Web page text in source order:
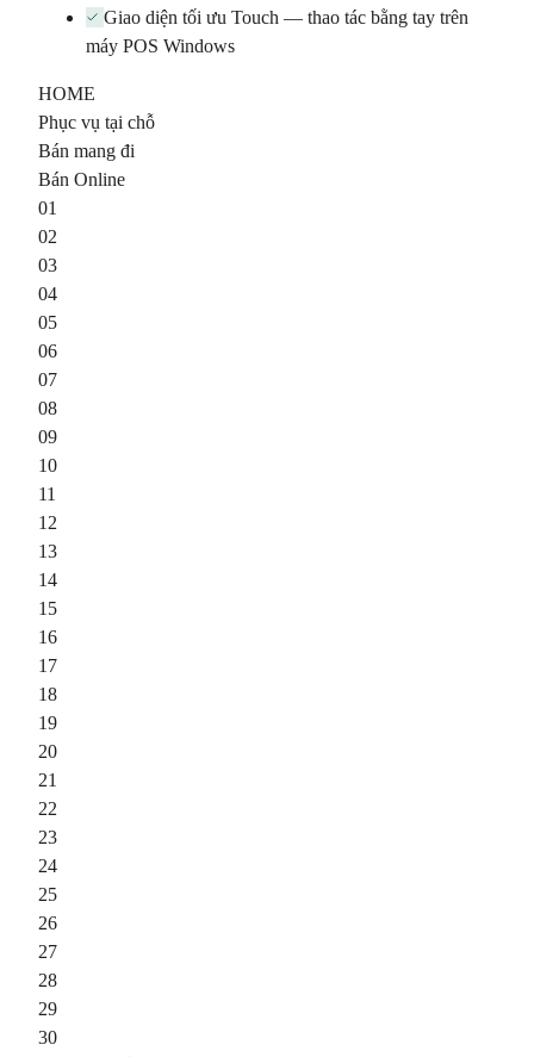
Giao diện tối ưu Touch — thao tác bằng tay trên
máy POS Windows
HOME
Phục vụ tại chỗ
Bán mang đi
Bán Online
01
02
03
04
05
06
07
08
09
10
11
12
13
14
15
16
17
18
19
20
21
22
23
24
25
26
27
28
29
30